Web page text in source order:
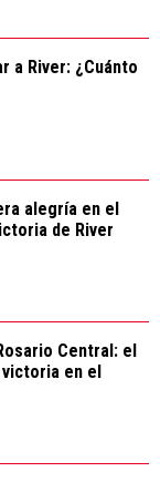
a River: ¿Cuánto
alegría en el
de River
Central: el
en el